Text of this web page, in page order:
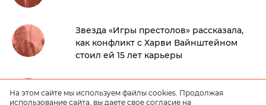
Звезда «Игры престолов» рассказала,
как конфликт с Харви Вайнштейном
стоил ей 15 лет карьеры
На этом сайте мы используем файлы cookies. Продолжая
использование сайта, вы даете свое согласие на